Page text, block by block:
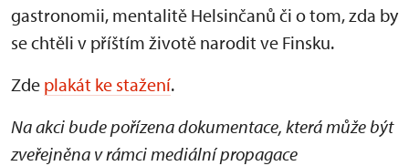
gastronomii, mentalitě Helsinčanů či o tom, zda by
se chtěli v příštím životě narodit ve Finsku.
Zde plakát ke stažení.
Na akci bude pořízena dokumentace, která může být
zveřejněna v rámci mediální propagace